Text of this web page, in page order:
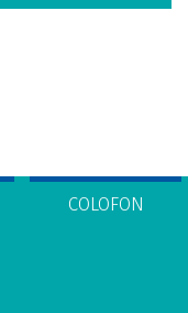
COLOFON